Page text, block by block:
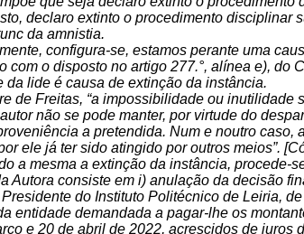
declaro extinto o procedimento disciplinar
da amnistia.
configura-se, estamos perante uma
com o disposto no artigo 277.°, alínea e),
da lide é causa de extinção da instância.
de Freitas, “a impossibilidade ou inutilidade
não se pode manter, por virtude do
a pretendida. Num e noutro
ele já ter sido atingido por outros meios”.
a mesma a extinção da instância, procede-
Autora consiste em i) anulação da decisão
do Instituto Politécnico de Leiria,
entidade demandada a pagar-lhe os
e 20 de abril de 2022, acrescidos de juros